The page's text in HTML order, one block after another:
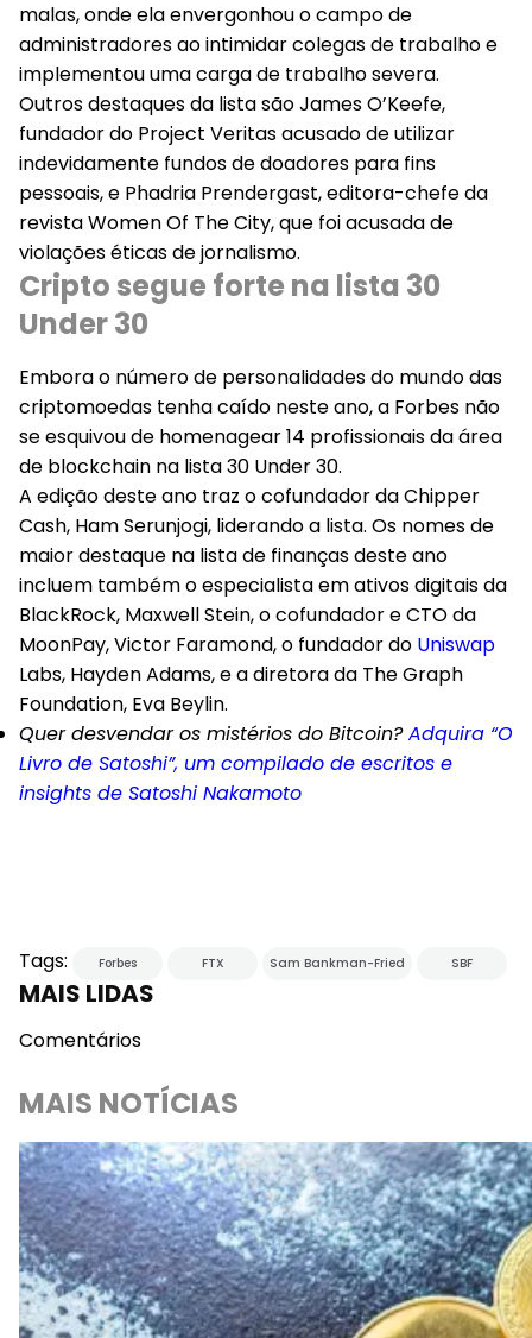
malas, onde ela envergonhou o campo de
administradores ao intimidar colegas de trabalho e
implementou uma carga de trabalho severa.
Outros destaques da lista são James O’Keefe,
fundador do Project Veritas acusado de utilizar
indevidamente fundos de doadores para fins
pessoais, e Phadria Prendergast, editora-chefe da
revista Women Of The City, que foi acusada de
violações éticas de jornalismo.
Cripto segue forte na lista 30
Under 30
Embora o número de personalidades do mundo das
criptomoedas tenha caído neste ano, a Forbes não
se esquivou de homenagear 14 profissionais da área
de blockchain na lista 30 Under 30.
A edição deste ano traz o cofundador da Chipper
Cash, Ham Serunjogi, liderando a lista. Os nomes de
maior destaque na lista de finanças deste ano
incluem também o especialista em ativos digitais da
BlackRock, Maxwell Stein, o cofundador e CTO da
MoonPay, Victor Faramond, o fundador do Uniswap
Labs, Hayden Adams, e a diretora da The Graph
Foundation, Eva Beylin.
Quer desvendar os mistérios do Bitcoin?Adquira “O
Livro de Satoshi”, um compilado de escritos e
insights de Satoshi Nakamoto
Tags: Forbes FTX Sam Bankman-Fried SBF
MAIS LIDAS
Comentários
MAIS NOTÍCIAS